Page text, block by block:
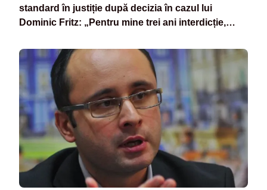
standard în justiție după decizia în cazul lui
Dominic Fritz: „Pentru mine trei ani interdicție,